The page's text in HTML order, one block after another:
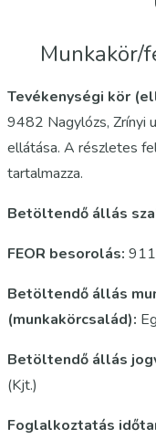
Munkakör/
Tevékenységi kör
9482 Nagylózs, Zrínyi
ellátása. A részletes
tartalmazza.
Betöltendő állás
FEOR besorolás:
Betöltendő állás
(munkakörcsalád):
Betöltendő állás
(Kjt.)
Foglalkoztatás